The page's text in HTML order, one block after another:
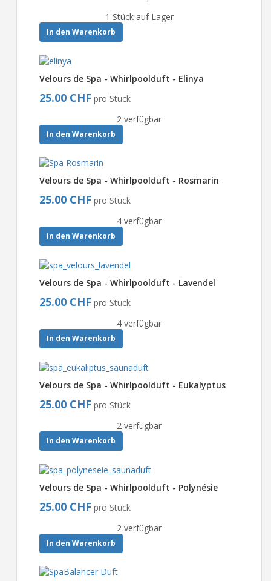
1 Stück auf Lager
In den Warenkorb
Velours de Spa - Whirlpoolduft - Elinya
25.00 CHF pro Stück
2 verfügbar
In den Warenkorb
Velours de Spa - Whirlpoolduft - Rosmarin
25.00 CHF pro Stück
4 verfügbar
In den Warenkorb
Velours de Spa - Whirlpoolduft - Lavendel
25.00 CHF pro Stück
4 verfügbar
In den Warenkorb
Velours de Spa - Whirlpoolduft - Eukalyptus
25.00 CHF pro Stück
2 verfügbar
In den Warenkorb
Velours de Spa - Whirlpoolduft - Polynésie
25.00 CHF pro Stück
2 verfügbar
In den Warenkorb